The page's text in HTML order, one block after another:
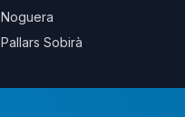
Noguera
Pallars Sobirà